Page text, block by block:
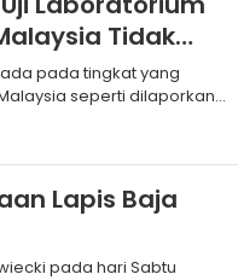
Tidak
pada tingkat yang
seperti dilaporkan
Lapis Baja
pada hari Sabtu